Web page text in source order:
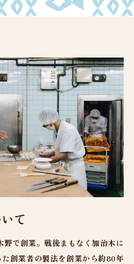
て
野で創業。戦後まもなく加治木に
創業者の製法を創業から約80年